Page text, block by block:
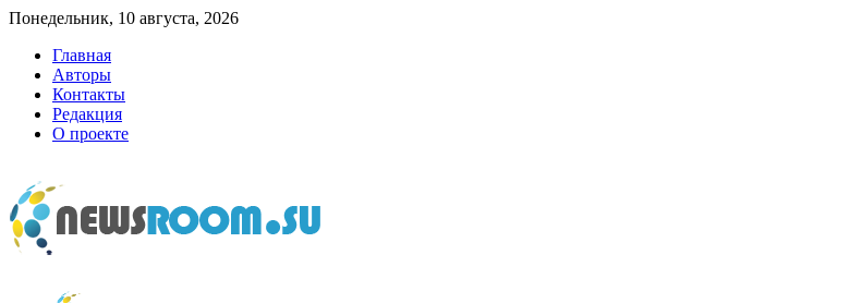
Понедельник, 10 августа, 2026
Главная
Авторы
Контакты
Редакция
О проекте
newsroom.su
Новости о новостях